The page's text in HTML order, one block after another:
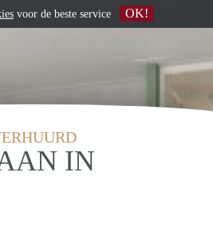
IN
voor de beste service OK!